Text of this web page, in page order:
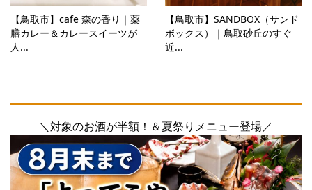
【鳥取市】cafe 森の香り｜薬
膳カレー＆カレースイーツが
人...
【鳥取市】SANDBOX（サンド
ボックス）｜鳥取砂丘のすぐ
近...
＼対象のお酒が半額！＆夏祭りメニュー登場／